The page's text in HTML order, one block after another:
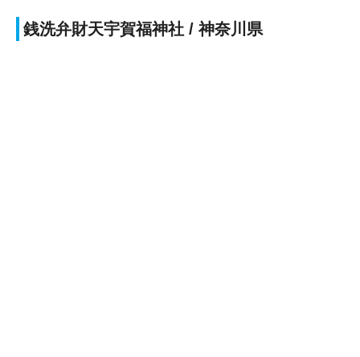
銭洗弁財天宇賀福神社 / 神奈川県